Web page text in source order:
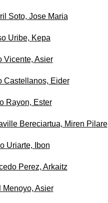
Soto, Jose Maria
Uribe, Kepa
Vicente, Asier
Castellanos, Eider
Rayon, Ester
Bereciartua, Miren Pilare
Uriarte, Ibon
Perez, Arkaitz
Menoyo, Asier